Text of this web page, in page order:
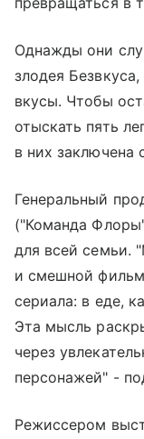
Однажды они
злодея
вкусы. Чтобы
отыскать пять
в них заключена
Генеральный
("Команда
для всей семьи.
и смешной
сериала: в еде,
Эта мысль
через
персонажей" -
Режиссером